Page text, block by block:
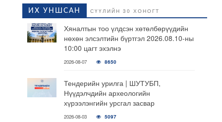
ИХ УНШСАН СҮҮЛИЙН 30 ХОНОГТ
Хяналтын тоо үлдсэн хөтөлбөрүүдийн
нөхөн элсэлтийн бүртгэл 2026.08.10-ны
10:00 цагт эхэлнэ
2026-08-07 8650
Тендерийн урилга | ШУТУБП,
Нүүдэлчдийн археологийн
хүрээлэнгийн урсгал засвар
2026-08-03 5097